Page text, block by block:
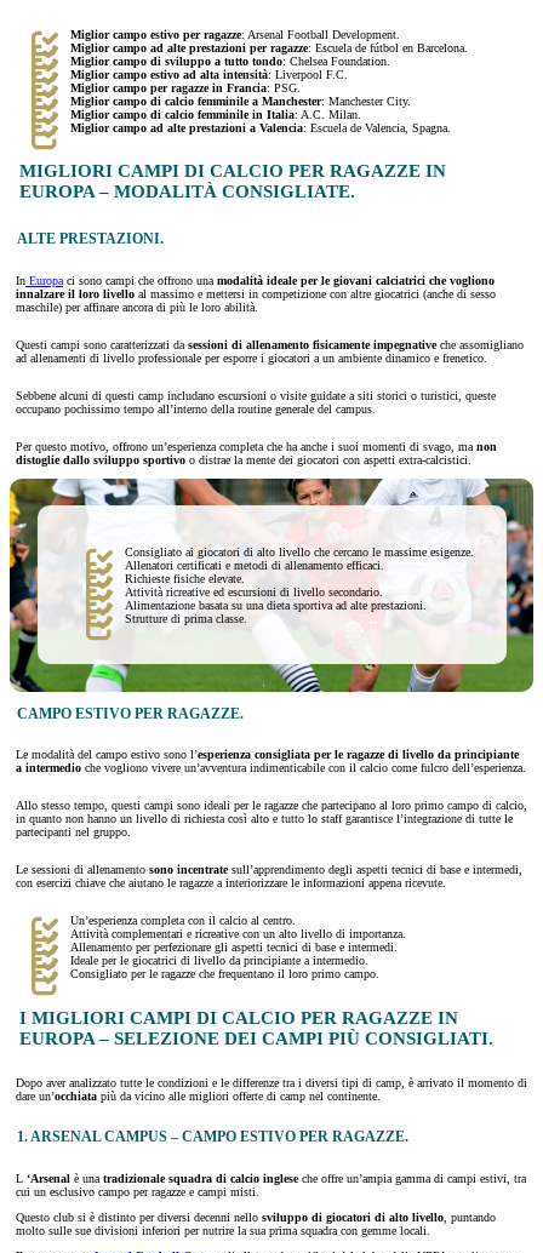
Miglior campo estivo per ragazze: Arsenal Football Development.
Miglior campo ad alte prestazioni per ragazze: Escuela de fútbol en Barcelona.
Miglior campo di sviluppo a tutto tondo: Chelsea Foundation.
Miglior campo estivo ad alta intensità: Liverpool F.C.
Miglior campo per ragazze in Francia: PSG.
Miglior campo di calcio femminile a Manchester: Manchester City.
Miglior campo di calcio femminile in Italia: A.C. Milan.
Miglior campo ad alte prestazioni a Valencia: Escuela de Valencia, Spagna.
MIGLIORI CAMPI DI CALCIO PER RAGAZZE IN
EUROPA – MODALITÀ CONSIGLIATE.
ALTE PRESTAZIONI.
In Europa ci sono campi che offrono una modalità ideale per le giovani calciatrici che vogliono
innalzare il loro livello al massimo e mettersi in competizione con altre giocatrici (anche di sesso
maschile) per affinare ancora di più le loro abilità.
Questi campi sono caratterizzati da sessioni di allenamento fisicamente impegnativeche assomigliano
ad allenamenti di livello professionale per esporre i giocatori a un ambiente dinamico e frenetico.
Sebbene alcuni di questi camp includano escursioni o visite guidate a siti storici o turistici, queste
occupano pochissimo tempo all’interno della routine generale del campus.
Per questo motivo, offrono un’esperienza completa che ha anche i suoi momenti di svago, ma non
distoglie dallo sviluppo sportivo o distrae la mente dei giocatori con aspetti extra-calcistici.
Consigliato ai giocatori di alto livello che cercano le massime esigenze.
Allenatori certificati e metodi di allenamento efficaci.
Richieste fisiche elevate.
Attività ricreative ed escursioni di livello secondario.
Alimentazione basata su una dieta sportiva ad alte prestazioni.
Strutture di prima classe.
CAMPO ESTIVO PER RAGAZZE.
Le modalità del campo estivo sono l’esperienza consigliata per le ragazze di livello da principiante
a intermedio che vogliono vivere un’avventura indimenticabile con il calcio come fulcro dell’esperienza.
Allo stesso tempo, questi campi sono ideali per le ragazze che partecipano al loro primo campo di calcio,
in quanto non hanno un livello di richiesta così alto e tutto lo staff garantisce l’integrazione di tutte le
partecipanti nel gruppo.
Le sessioni di allenamento sono incentratesull’apprendimento degli aspetti tecnici di base e intermedi,
con esercizi chiave che aiutano le ragazze a interiorizzare le informazioni appena ricevute.
Un’esperienza completa con il calcio al centro.
Attività complementari e ricreative con un alto livello di importanza.
Allenamento per perfezionare gli aspetti tecnici di base e intermedi.
Ideale per le giocatrici di livello da principiante a intermedio.
Consigliato per le ragazze che frequentano il loro primo campo.
I MIGLIORI CAMPI DI CALCIO PER RAGAZZE IN
EUROPA – SELEZIONE DEI CAMPI PIÙ CONSIGLIATI.
Dopo aver analizzato tutte le condizioni e le differenze tra i diversi tipi di camp, è arrivato il momento di
dare un’occhiata più da vicino alle migliori offerte di camp nel continente.
1. ARSENAL CAMPUS – CAMPO ESTIVO PER RAGAZZE.
L ‘Arsenal è una tradizionale squadra di calcio ingleseche offre un’ampia gamma di campi estivi, tra
cui un esclusivo campo per ragazze e campi misti.
Questo club si è distinto per diversi decenni nello sviluppo di giocatori di alto livello , puntando
molto sulle sue divisioni inferiori per nutrire la sua prima squadra con gemme locali.